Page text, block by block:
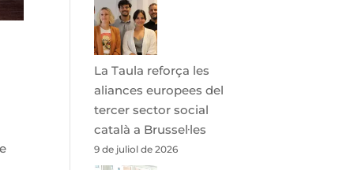
La Taula reforça les
aliances europees del
tercer sector social
català a Brussel·les
9 de juliol de 2026